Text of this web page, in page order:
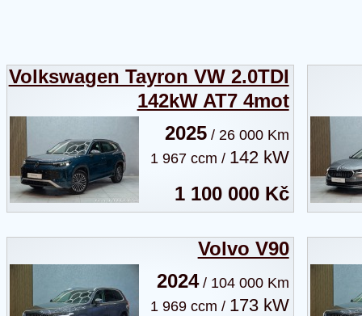
Volkswagen Tayron VW 2.0TDI
142kW AT7 4mot
2025/ 26 000 Km
1 967 ccm / 142 kW
1 100 000 Kč
Volvo V90
2024/ 104 000 Km
1 969 ccm / 173 kW